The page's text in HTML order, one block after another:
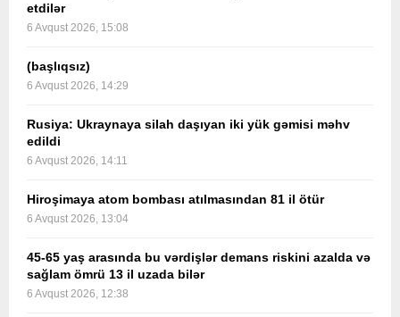
etdilər
6 Avqust 2026, 15:08
(başlıqsız)
6 Avqust 2026, 14:29
Rusiya: Ukraynaya silah daşıyan iki yük gəmisi məhv
edildi
6 Avqust 2026, 14:11
Hiroşimaya atom bombası atılmasından 81 il ötür
6 Avqust 2026, 13:04
45-65 yaş arasında bu vərdişlər demans riskini azalda və
sağlam ömrü 13 il uzada bilər
6 Avqust 2026, 12:38